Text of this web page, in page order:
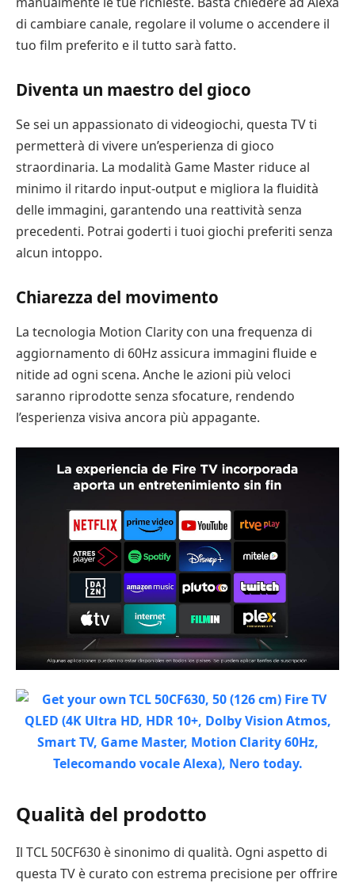
di cambiare canale, regolare il volume o accendere il
tuo film preferito e il tutto sarà fatto.
Diventa un maestro del gioco
Se sei un appassionato di videogiochi, questa TV ti
permetterà di vivere un’esperienza di gioco
straordinaria. La modalità Game Master riduce al
minimo il ritardo input-output e migliora la fluidità
delle immagini, garantendo una reattività senza
precedenti. Potrai goderti i tuoi giochi preferiti senza
alcun intoppo.
Chiarezza del movimento
La tecnologia Motion Clarity con una frequenza di
aggiornamento di 60Hz assicura immagini fluide e
nitide ad ogni scena. Anche le azioni più veloci
saranno riprodotte senza sfocature, rendendo
l’esperienza visiva ancora più appagante.
Qualità del prodotto
Il TCL 50CF630 è sinonimo di qualità. Ogni aspetto di
questa TV è curato con estrema precisione per offrire